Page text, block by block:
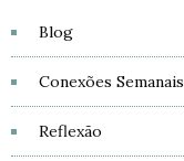
Blog
Conexões Semanais
Reflexão